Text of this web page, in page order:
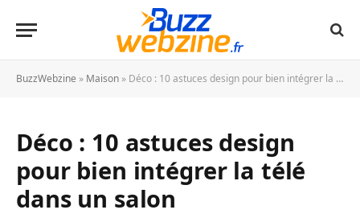
BuzzWebzine » Maison » Déco : 10 astuces design pour bien intégrer la télé dans un salon
Déco : 10 astuces design
pour bien intégrer la télé
dans un salon